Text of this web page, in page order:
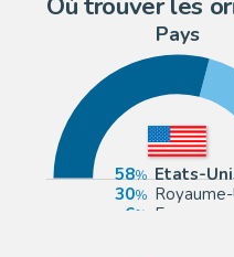
Pays
58
Etats-
30
6
Europe